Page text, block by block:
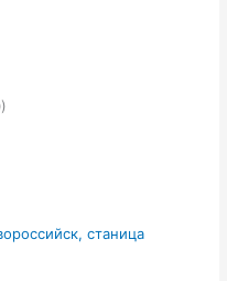
станица